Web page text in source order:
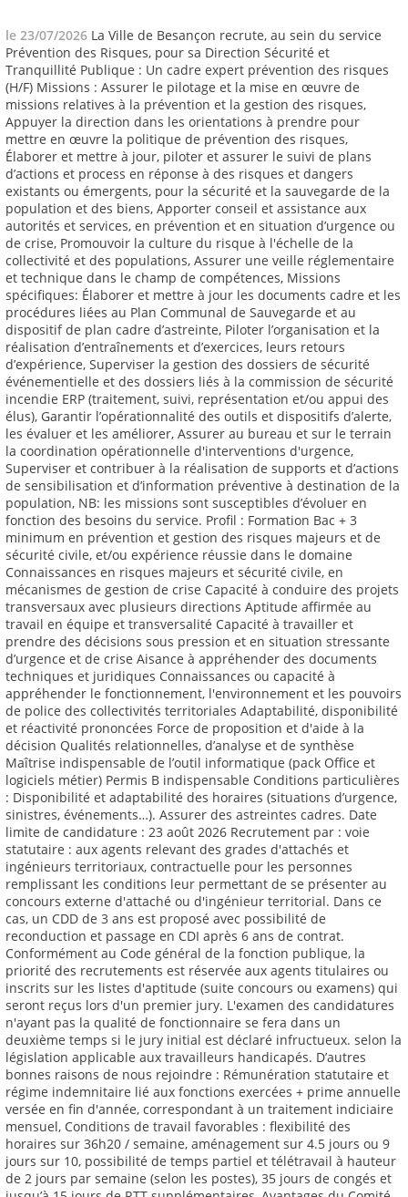
le 23/07/2026 La Ville de Besançon recrute, au sein du service
Prévention des Risques, pour sa Direction Sécurité et
Tranquillité Publique : Un cadre expert prévention des risques
(H/F) Missions : Assurer le pilotage et la mise en œuvre de
missions relatives à la prévention et la gestion des risques,
Appuyer la direction dans les orientations à prendre pour
mettre en œuvre la politique de prévention des risques,
Élaborer et mettre à jour, piloter et assurer le suivi de plans
d’actions et process en réponse à des risques et dangers
existants ou émergents, pour la sécurité et la sauvegarde de la
population et des biens, Apporter conseil et assistance aux
autorités et services, en prévention et en situation d’urgence ou
de crise, Promouvoir la culture du risque à l'échelle de la
collectivité et des populations, Assurer une veille réglementaire
et technique dans le champ de compétences, Missions
spécifiques: Élaborer et mettre à jour les documents cadre et les
procédures liées au Plan Communal de Sauvegarde et au
dispositif de plan cadre d’astreinte, Piloter l’organisation et la
réalisation d’entraînements et d’exercices, leurs retours
d’expérience, Superviser la gestion des dossiers de sécurité
événementielle et des dossiers liés à la commission de sécurité
incendie ERP (traitement, suivi, représentation et/ou appui des
élus), Garantir l’opérationnalité des outils et dispositifs d’alerte,
les évaluer et les améliorer, Assurer au bureau et sur le terrain
la coordination opérationnelle d'interventions d'urgence,
Superviser et contribuer à la réalisation de supports et d’actions
de sensibilisation et d’information préventive à destination de la
population, NB: les missions sont susceptibles d’évoluer en
fonction des besoins du service. Profil : Formation Bac + 3
minimum en prévention et gestion des risques majeurs et de
sécurité civile, et/ou expérience réussie dans le domaine
Connaissances en risques majeurs et sécurité civile, en
mécanismes de gestion de crise Capacité à conduire des projets
transversaux avec plusieurs directions Aptitude affirmée au
travail en équipe et transversalité Capacité à travailler et
prendre des décisions sous pression et en situation stressante
d’urgence et de crise Aisance à appréhender des documents
techniques et juridiques Connaissances ou capacité à
appréhender le fonctionnement, l'environnement et les pouvoirs
de police des collectivités territoriales Adaptabilité, disponibilité
et réactivité prononcées Force de proposition et d'aide à la
décision Qualités relationnelles, d’analyse et de synthèse
Maîtrise indispensable de l’outil informatique (pack Office et
logiciels métier) Permis B indispensable Conditions particulières
: Disponibilité et adaptabilité des horaires (situations d’urgence,
sinistres, événements…). Assurer des astreintes cadres. Date
limite de candidature : 23 août 2026 Recrutement par : voie
statutaire : aux agents relevant des grades d'attachés et
ingénieurs territoriaux, contractuelle pour les personnes
remplissant les conditions leur permettant de se présenter au
concours externe d'attaché ou d'ingénieur territorial. Dans ce
cas, un CDD de 3 ans est proposé avec possibilité de
reconduction et passage en CDI après 6 ans de contrat.
Conformément au Code général de la fonction publique, la
priorité des recrutements est réservée aux agents titulaires ou
inscrits sur les listes d'aptitude (suite concours ou examens) qui
seront reçus lors d'un premier jury. L'examen des candidatures
n'ayant pas la qualité de fonctionnaire se fera dans un
deuxième temps si le jury initial est déclaré infructueux. selon la
législation applicable aux travailleurs handicapés. D’autres
bonnes raisons de nous rejoindre : Rémunération statutaire et
régime indemnitaire lié aux fonctions exercées + prime annuelle
versée en fin d'année, correspondant à un traitement indiciaire
mensuel, Conditions de travail favorables : flexibilité des
horaires sur 36h20 / semaine, aménagement sur 4.5 jours ou 9
jours sur 10, possibilité de temps partiel et télétravail à hauteur
de 2 jours par semaine (selon les postes), 35 jours de congés et